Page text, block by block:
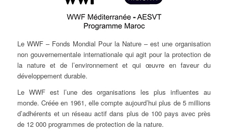
Le WWF – Fonds Mondial Pour la Nature – est une organisation
non gouvernementale internationale qui agit pour la protection de
la nature et de l’environnement et qui œuvre en faveur du
développement durable.
Le WWF est l’une des organisations les plus influentes au
monde. Créée en 1961, elle compte aujourd’hui plus de 5 millions
d’adhérents et un réseau actif dans plus de 100 pays avec près
de 12 000 programmes de protection de la nature.